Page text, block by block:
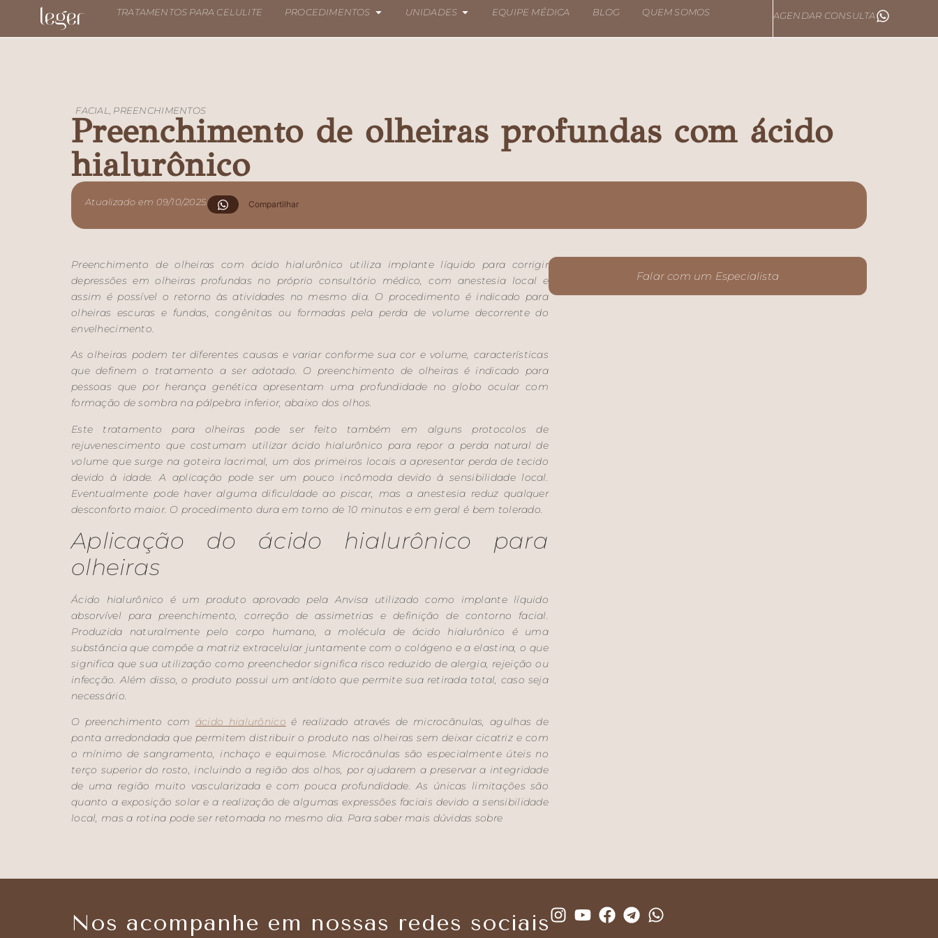
TRATAMENTOS PARA CELULITE PROCEDIMENTOS UNIDADES EQUIPE MÉDICA BLOG QUEM SOMOS AGENDAR CONSULTA
FACIAL, PREENCHIMENTOS
Preenchimento de olheiras profundas com ácido
hialurônico
Atualizado em 09/10/2025. Compartilhar
Preenchimento de olheiras com ácido hialurônico utiliza implante líquido para corrigir
depressões em olheiras profundas no próprio consultório médico, com anestesia local e
assim é possível o retorno às atividades no mesmo dia. O procedimento é indicado para
olheiras escuras e fundas, congênitas ou formadas pela perda de volume decorrente do
envelhecimento.
As olheiras podem ter diferentes causas e variar conforme sua cor e volume, características
que definem o tratamento a ser adotado. O preenchimento de olheiras é indicado para
pessoas que por herança genética apresentam uma profundidade no globo ocular com
formação de sombra na pálpebra inferior, abaixo dos olhos.
Este tratamento para olheiras pode ser feito também em alguns protocolos de
rejuvenescimento que costumam utilizar ácido hialurônico para repor a perda natural de
volume que surge na goteira lacrimal, um dos primeiros locais a apresentar perda de tecido
devido à idade. A aplicação pode ser um pouco incômoda devido à sensibilidade local.
Eventualmente pode haver alguma dificuldade ao piscar, mas a anestesia reduz qualquer
desconforto maior. O procedimento dura em torno de 10 minutos e em geral é bem tolerado.
Aplicação do ácido hialurônico para
olheiras
Ácido hialurônico é um produto aprovado pela Anvisa utilizado como implante líquido
absorvível para preenchimento, correção de assimetrias e definição de contorno facial.
Produzida naturalmente pelo corpo humano, a molécula de ácido hialurônico é uma
substância que compõe a matriz extracelular juntamente com o colágeno e a elastina, o que
significa que sua utilização como preenchedor significa risco reduzido de alergia, rejeição ou
infecção. Além disso, o produto possui um antídoto que permite sua retirada total, caso seja
necessário.
O preenchimento com ácido hialurônico é realizado através de microcânulas, agulhas de
ponta arredondada que permitem distribuir o produto nas olheiras sem deixar cicatriz e com
o mínimo de sangramento, inchaço e equimose. Microcânulas são especialmente úteis no
terço superior do rosto, incluindo a região dos olhos, por ajudarem a preservar a integridade
de uma região muito vascularizada e com pouca profundidade. As únicas limitações são
quanto a exposição solar e a realização de algumas expressões faciais devido a sensibilidade
local, mas a rotina pode ser retomada no mesmo dia. Para saber mais dúvidas sobre
Falar com um Especialista
Nos acompanhe em nossas redes sociais